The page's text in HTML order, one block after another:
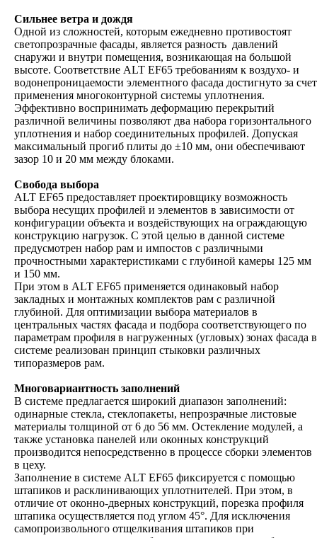
Сильнее ветра и дождя
Одной из сложностей, которым ежедневно противостоят
светопрозрачные фасады, является разность давлений
снаружи и внутри помещения, возникающая на большой
высоте. Соответствие ALT EF65 требованиям к воздухо- и
водонепроницаемости элементного фасада достигнуто за счет
применения многоконтурной системы уплотнения.
Эффективно воспринимать деформацию перекрытий
различной величины позволяют два набора горизонтального
уплотнения и набор соединительных профилей. Допуская
максимальный прогиб плиты до ±10 мм, они обеспечивают
зазор 10 и 20 мм между блоками.
Свобода выбора
ALT EF65 предоставляет проектировщику возможность
выбора несущих профилей и элементов в зависимости от
конфигурации объекта и воздействующих на ограждающую
конструкцию нагрузок. С этой целью в данной системе
предусмотрен набор рам и импостов с различными
прочностными характеристиками с глубиной камеры 125 мм
и 150 мм.
При этом в ALT EF65 применяется одинаковый набор
закладных и монтажных комплектов рам с различной
глубиной. Для оптимизации выбора материалов в
центральных частях фасада и подбора соответствующего по
параметрам профиля в нагруженных (угловых) зонах фасада в
системе реализован принцип стыковки различных
типоразмеров рам.
Многовариантность заполнений
В системе предлагается широкий диапазон заполнений:
одинарные стекла, стеклопакеты, непрозрачные листовые
материалы толщиной от 6 до 56 мм. Остекление модулей, а
также установка панелей или оконных конструкций
производится непосредственно в процессе сборки элементов
в цеху.
Заполнение в системе ALT EF65 фиксируется с помощью
штапиков и расклинивающих уплотнителей. При этом, в
отличие от оконно-дверных конструкций, порезка профиля
штапика осуществляется под углом 45°. Для исключения
самопроизвольного отщелкивания штапиков при